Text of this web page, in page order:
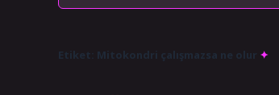
Etiket: Mitokondri çalışmazsa ne olur